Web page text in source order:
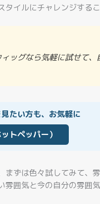
イルにチャレンジするこ
ッグなら気軽に試せて
たい方も、お気軽に
トペッパー）
まずは色々試してみて、
囲気と今の自分の雰囲